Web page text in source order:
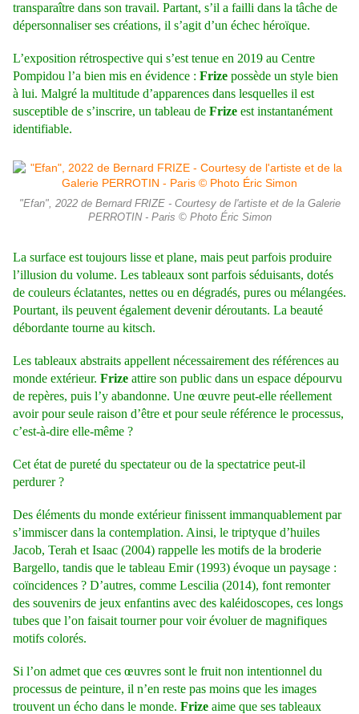
transparaître dans son travail. Partant, s’il a failli dans la tâche de
dépersonnaliser ses créations, il s’agit d’un échec héroïque.
L’exposition rétrospective qui s’est tenue en 2019 au Centre
Pompidou l’a bien mis en évidence : Frize possède un style bien
à lui. Malgré la multitude d’apparences dans lesquelles il est
susceptible de s’inscrire, un tableau de Frize est instantanément
identifiable.
"Efan", 2022 de Bernard FRIZE - Courtesy de l'artiste et de la Galerie
PERROTIN - Paris © Photo Éric Simon
La surface est toujours lisse et plane, mais peut parfois produire
l’illusion du volume. Les tableaux sont parfois séduisants, dotés
de couleurs éclatantes, nettes ou en dégradés, pures ou mélangées.
Pourtant, ils peuvent également devenir déroutants. La beauté
débordante tourne au kitsch.
Les tableaux abstraits appellent nécessairement des références au
monde extérieur. Frize attire son public dans un espace dépourvu
de repères, puis l’y abandonne. Une œuvre peut-elle réellement
avoir pour seule raison d’être et pour seule référence le processus,
c’est-à-dire elle-même ?
Cet état de pureté du spectateur ou de la spectatrice peut-il
perdurer ?
Des éléments du monde extérieur finissent immanquablement par
s’immiscer dans la contemplation. Ainsi, le triptyque d’huiles
Jacob, Terah et Isaac (2004) rappelle les motifs de la broderie
Bargello, tandis que le tableau Emir (1993) évoque un paysage :
coïncidences ? D’autres, comme Lescilia (2014), font remonter
des souvenirs de jeux enfantins avec des kaléidoscopes, ces longs
tubes que l’on faisait tourner pour voir évoluer de magnifiques
motifs colorés.
Si l’on admet que ces œuvres sont le fruit non intentionnel du
processus de peinture, il n’en reste pas moins que les images
trouvent un écho dans le monde. Frize aime que ses tableaux